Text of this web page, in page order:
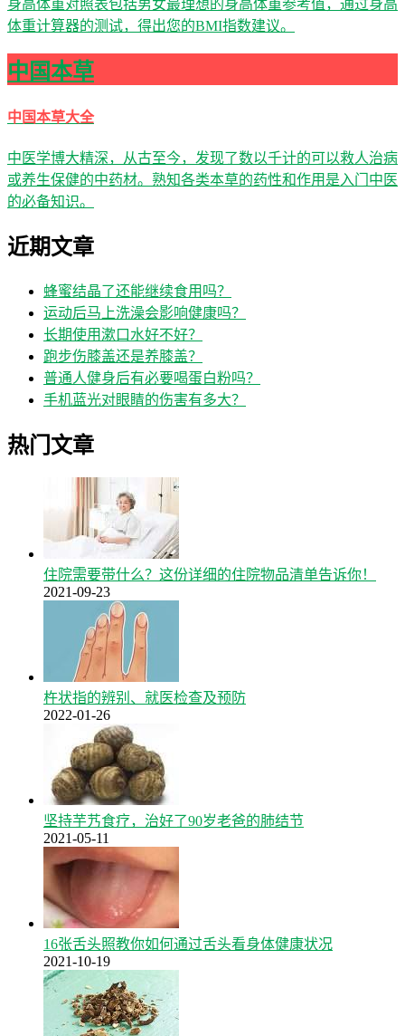
身高体重对照表包括男女最理想的身高体重参考值，通过身高
体重计算器的测试，得出您的BMI指数建议。
中国本草
中国本草大全
中医学博大精深，从古至今，发现了数以千计的可以救人治病
或养生保健的中药材。熟知各类本草的药性和作用是入门中医
的必备知识。
近期文章
蜂蜜结晶了还能继续食用吗？
运动后马上洗澡会影响健康吗？
长期使用漱口水好不好？
跑步伤膝盖还是养膝盖？
普通人健身后有必要喝蛋白粉吗？
手机蓝光对眼睛的伤害有多大？
热门文章
住院需要带什么？这份详细的住院物品清单告诉你！
2021-09-23
杵状指的辨别、就医检查及预防
2022-01-26
坚持芋艿食疗，治好了90岁老爸的肺结节
2021-05-11
16张舌头照教你如何通过舌头看身体健康状况
2021-10-19